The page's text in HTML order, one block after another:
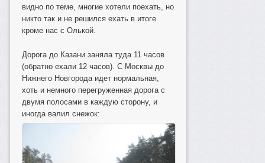
видно по теме, многие хотели поехать, но
никто так и не решился ехать в итоге
кроме нас с Олькой.
Дорога до Казани заняла туда 11 часов
(обратно ехали 12 часов). С Москвы до
Нижнего Новгорода идет нормальная,
хоть и немного перегруженная дорога с
двумя полосами в каждую сторону, и
иногда валил снежок: